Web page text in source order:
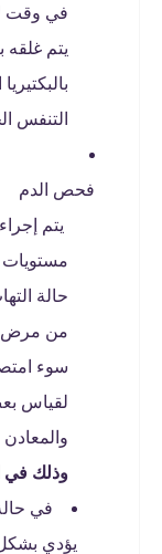
في وقت
يتم
التنفس
فحص الدم
يتم
مستويات
حالة
من مرض
سوء
لقياس
وذلك في
في
يؤدي